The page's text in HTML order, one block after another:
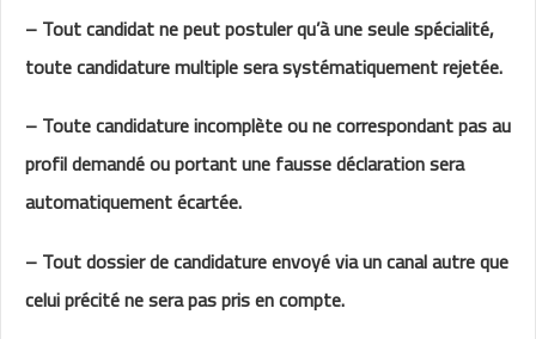
– Tout candidat ne peut postulerqu’à une seule spécialité,
toute candidaturemultiplesera systématiquement rejetée.
– Toute candidature incomplète ou ne correspondant pas au
profil demandé ou portant une fausse déclaration sera
automatiquement écartée.
– Tout dossier de candidature envoyé via un canal autre que
celui précité ne sera pas pris en compte.